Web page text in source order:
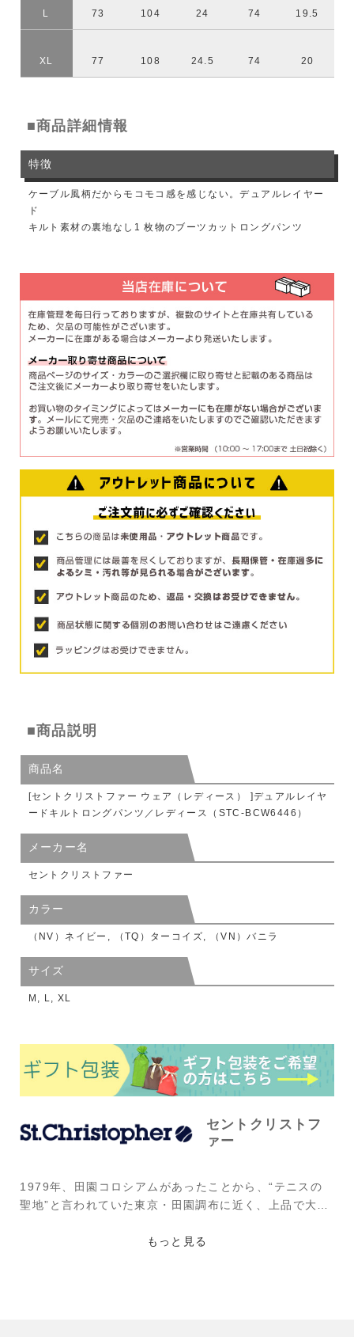
L 73 104 24 74 19.5
XL 77 108 24.5 74 20
■商品詳細情報
特徴
ケーブル風柄だからモコモコ感を感じない。デュアルレイヤー
ド
キルト素材の裏地なし1 枚物のブーツカットロングパンツ
■商品説明
商品名
[セントクリストファー ウェア（レディース） ]デュアルレイヤ
ードキルトロングパンツ／レディース（STC-BCW6446）
メーカー名
セントクリストファー
カラー
（NV）ネイビー, （TQ）ターコイズ, （VN）バニラ
サイズ
M, L, XL
セントクリストフ
ァー
1979年、田園コロシアムがあったことから、“テニスの
聖地”と言われていた東京・田園調布に近く、上品で大人
ンドとして誕生。そのコンセプトは現在まで変わること
もっと見る